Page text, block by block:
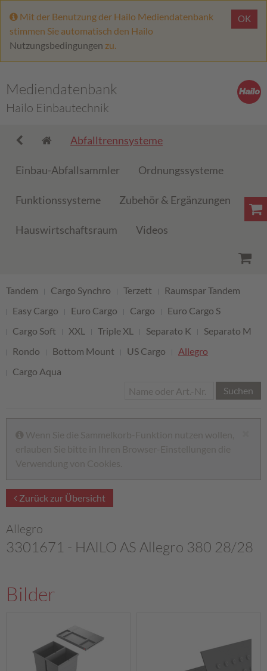
OK
Mit der Benutzung der Hailo Mediendatenbank
stimmen Sie automatisch den Hailo
Nutzungsbedingungen zu.
Mediendatenbank
Hailo Einbautechnik
Abfalltrennsysteme
Einbau-Abfallsammler Ordnungssysteme
Funktionssysteme Zubehör & Ergänzungen
Hauswirtschaftsraum Videos
Tandem Cargo Synchro Terzett
Raumspar Tandem
Easy Cargo
Euro Cargo Cargo
Euro Cargo S
Cargo Soft
XXL Triple XL Separato K
Separato M
Rondo
Bottom Mount US Cargo
Allegro
Cargo Aqua
Suchen
Wenn Sie die Sammelkorb-Funktion nutzen wollen,
erlauben Sie bitte in Ihren Browser-Einstellungen die
Verwendung von Cookies.
Zurück zur Übersicht
Allegro
3301671 - HAILO AS Allegro 380 28/28
Bilder